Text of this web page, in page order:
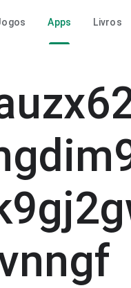
Apps Livros